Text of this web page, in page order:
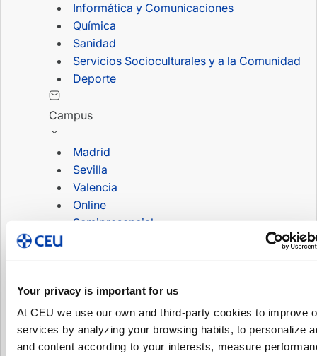
Your privacy is important for us
At CEU we use our own and third-party cookies to improve
services by analyzing your browsing habits, to personalize
and content according to your interests, measure
Informática y Comunicaciones
Química
Sanidad
Servicios Socioculturales y a la Comunidad
Deporte
Campus
Madrid
Sevilla
Valencia
Online
Semipresencial
Lo más leído
para Formación Profesional 2023/2024!
¡Arranca el plazo para solicitar la Beca MEC
para Formación Profesional 2024/2025!
¿Estudiar FP en Audiología Protésica?